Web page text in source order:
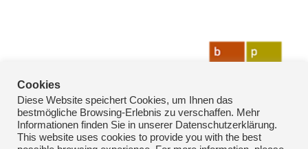
Cookies
Diese Website speichert Cookies, um Ihnen das
bestmögliche Browsing-Erlebnis zu verschaffen. Mehr
Informationen finden Sie in unserer Datenschutzerklärung.
This website uses cookies to provide you with the best